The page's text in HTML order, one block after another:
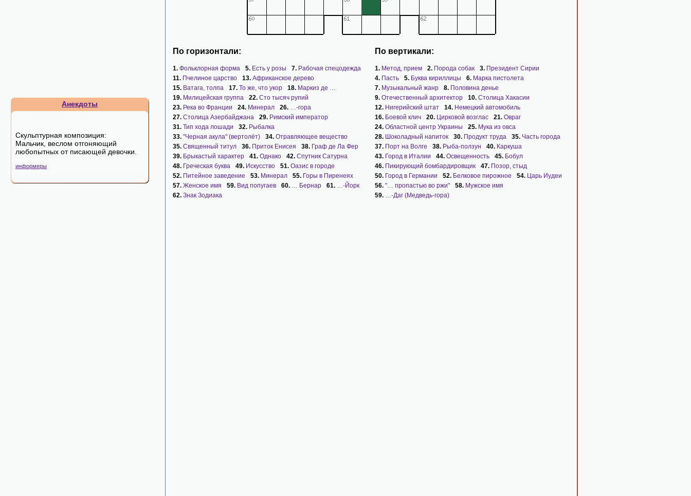
Анекдоты
Скульптурная композиция:
Мальчик, веслом отгоняющий
любопытных от писающей девочки.
информеры
По горизонтали:
1. Фольклорная форма 5. Есть у розы 7. Рабочая спецодежда
11. Пчелиное царство 13. Африканское дерево
15. Ватага, толпа 17. То же, что укор 18. Маркиз де …
19. Милицейская группа 22. Сто тысяч рупий
23. Река во Франции 24. Минерал 26. …-гора
27. Столица Азербайджана 29. Римский император
31. Тип хода лошади 32. Рыбалка
33. "Черная акула" (вертолёт) 34. Отравляющее вещество
35. Священный титул 36. Приток Енисея 38. Граф де Ла Фер
39. Брыкастый характер 41. Однако 42. Спутник Сатурна
48. Греческая буква 49. Искусство 51. Оазис в городе
52. Питейное заведение 53. Минерал 55. Горы в Пиренеях
57. Женское имя 59. Вид попугаев 60. … Бернар 61. …-Йорк
62. Знак Зодиака
По вертикали:
1. Метод, прием 2. Порода собак 3. Президент Сирии
4. Пасть 5. Буква кириллицы 6. Марка пистолета
7. Музыкальный жанр 8. Половина денье
9. Отечественный архитектор 10. Столица Хакасии
12. Нигерийский штат 14. Немецкий автомобиль
16. Боевой клич 20. Цирковой возглас 21. Овраг
24. Областной центр Украины 25. Мука из овса
28. Шоколадный напиток 30. Продукт труда 35. Часть города
37. Порт на Волге 38. Рыба-ползун 40. Каркуша
43. Город в Италии 44. Освещенность 45. Бобул
46. Пикирующий бомбардировщик 47. Позор, стыд
50. Город в Германии 52. Белковое пирожное 54. Царь Иудеи
56. "… пропастью во ржи" 58. Мужское имя
59. …-Даг (Медведь-гора)